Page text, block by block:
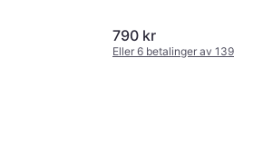
790 kr
Eller 6 betalinger av 139 kr